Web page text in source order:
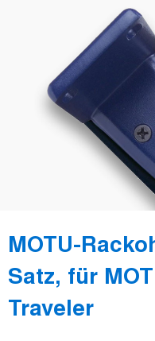
MOTU-
Satz, für
Traveler